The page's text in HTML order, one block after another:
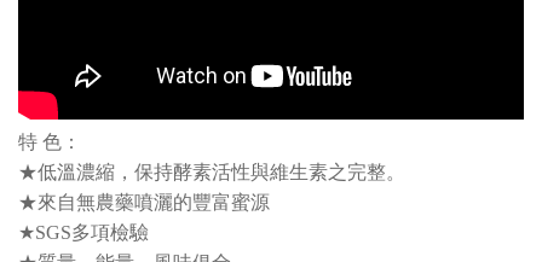
特 色：
★低溫濃縮，保持酵素活性與維生素之完整。
★來自無農藥噴灑的豐富蜜源
★SGS多項檢驗